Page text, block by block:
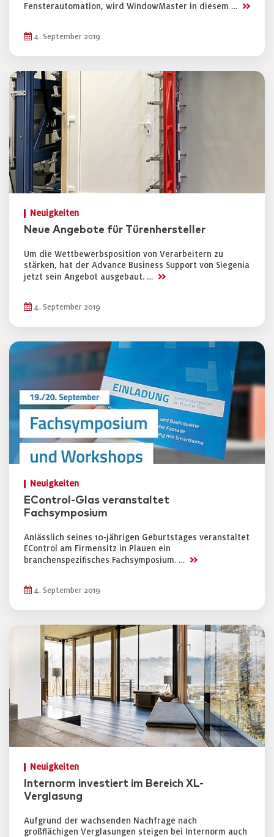
Fensterautomation, wird WindowMaster in diesem … >>
4. September 2019
Neuigkeiten
Neue Angebote für Türenhersteller
Um die Wettbewerbsposition von Verarbeitern zu
stärken, hat der Advance Business Support von Siegenia
jetzt sein Angebot ausgebaut. … >>
4. September 2019
Neuigkeiten
EControl-Glas veranstaltet
Fachsymposium
Anlässlich seines 10-jährigen Geburtstages veranstaltet
EControl am Firmensitz in Plauen ein
branchenspezifisches Fachsymposium. … >>
4. September 2019
Neuigkeiten
Internorm investiert im Bereich XL-
Verglasung
Aufgrund der wachsenden Nachfrage nach
großflächigen Verglasungen steigen bei Internorm auch